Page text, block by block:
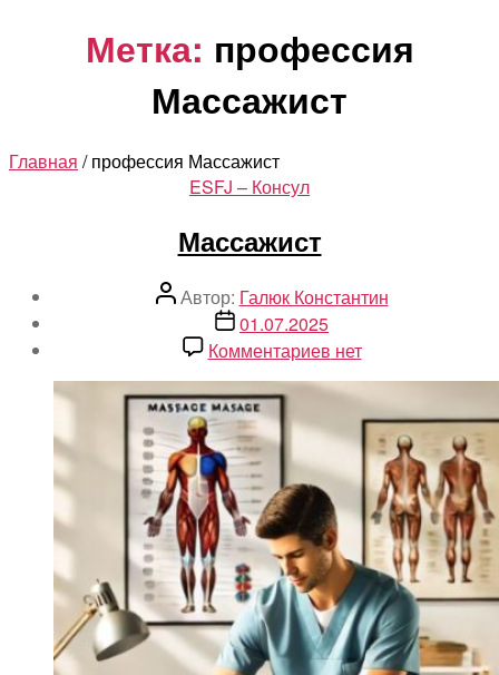
Метка: профессия
Массажист
Главная / профессия Массажист
Рубрики
ESFJ – Консул
Массажист
АвторАвтор: Галюк Константин
Дата
записи
01.07.2025
Комментариевк
Массажист
нет